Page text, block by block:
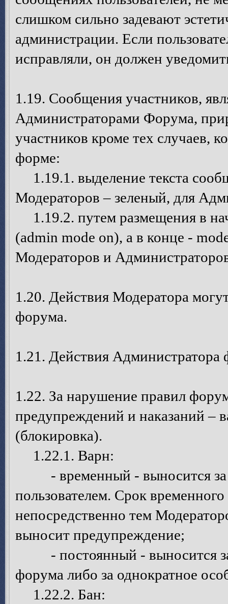
слишком сильно задевают
администрации. Если
исправляли, он должен
1.19. Сообщения участников,
Администраторами Форума,
участников кроме тех случаев,
форме:
1.19.1. выделение текста
Модераторов – зеленый, для
1.19.2. путем размещения в
(admin mode on), а в конце -
Модераторов и
1.20. Действия Модератора
форума.
1.21. Действия
1.22. За нарушение правил
предупреждений и наказаний –
(блокировка).
1.22.1. Варн:
- временный - выносится за
пользователем. Срок временного
непосредственно тем
выносит предупреждение;
- постоянный - выносится за
форума либо за однократное
1.22.2. Бан: